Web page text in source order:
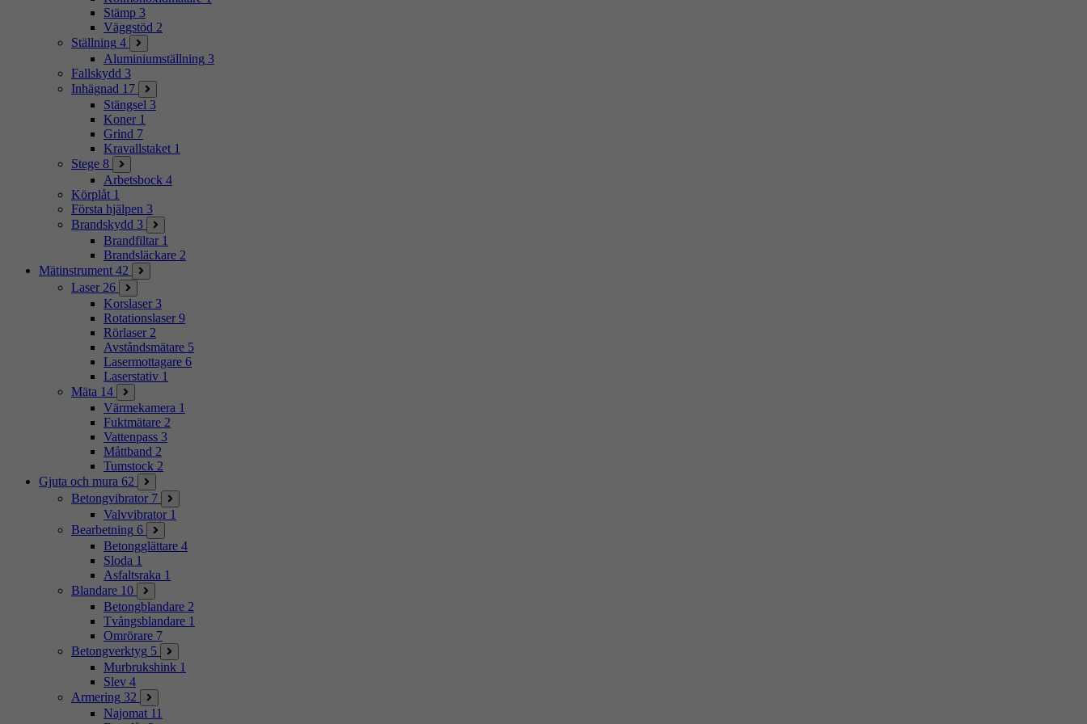
Stämp 3
Väggstöd 2
Ställning 4
Aluminiumställning 3
Fallskydd 3
Inhägnad 17
Stängsel 3
Koner 1
Grind 7
Kravallstaket 1
Stege 8
Arbetsbock 4
Körplåt 1
Första hjälpen 3
Brandskydd 3
Brandfiltar 1
Brandsläckare 2
Mätinstrument 42
Laser 26
Korslaser 3
Rotationslaser 9
Rörlaser 2
Avståndsmätare 5
Lasermottagare 6
Laserstativ 1
Mäta 14
Värmekamera 1
Fuktmätare 2
Vattenpass 3
Måttband 2
Tumstock 2
Gjuta och mura 62
Betongvibrator 7
Valvvibrator 1
Bearbetning 6
Betongglättare 4
Sloda 1
Asfaltsraka 1
Blandare 10
Betongblandare 2
Tvångsblandare 1
Omrörare 7
Betongverktyg 5
Murbrukshink 1
Slev 4
Armering 32
Najomat 11